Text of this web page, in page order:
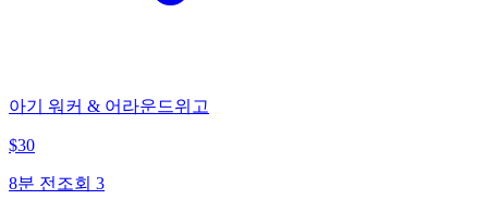
아기 워커 & 어라운드위고
$30
8분 전 조회 3